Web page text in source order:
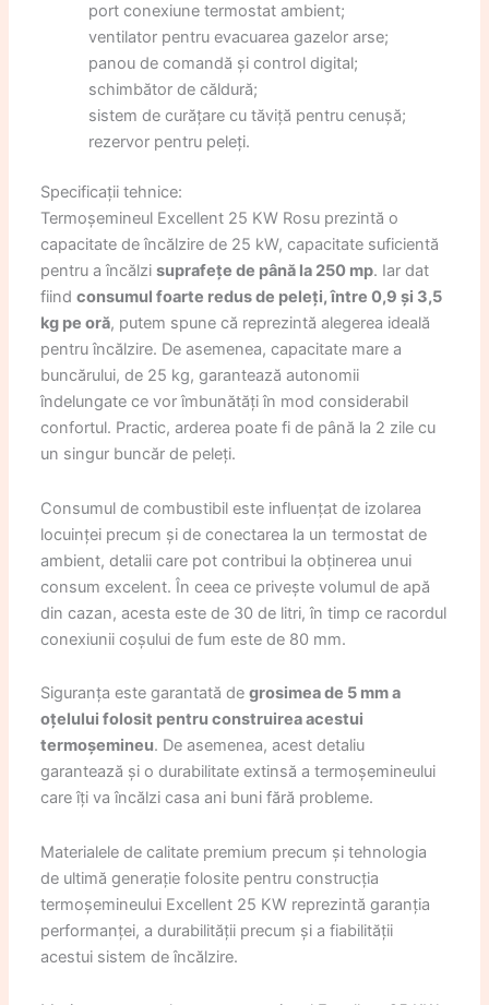
port conexiune termostat ambient;
ventilator pentru evacuarea gazelor arse;
panou de comandă și control digital;
schimbător de căldură;
sistem de curățare cu tăviță pentru cenușă;
rezervor pentru peleți.
Specificații tehnice:
Termoșemineul Excellent 25 KW Rosu prezintă o
capacitate de încălzire de 25 kW, capacitate suficientă
pentru a încălzisuprafețe de până la 250 mp. Iar dat
fiindconsumul foarte redus de peleți, între 0,9 și 3,5
kg pe oră, putem spune că reprezintă alegerea ideală
pentru încălzire. De asemenea, capacitate mare a
buncărului, de 25 kg, garantează autonomii
îndelungate ce vor îmbunătăți în mod considerabil
confortul. Practic, arderea poate fi de până la 2 zile cu
un singur buncăr de peleți.
Consumul de combustibil este influențat de izolarea
locuinței precum și de conectarea la un termostat de
ambient, detalii care pot contribui la obținerea unui
consum excelent. În ceea ce privește volumul de apă
din cazan, acesta este de 30 de litri, în timp ce racordul
conexiunii coșului de fum este de 80 mm.
Siguranța este garantată degrosimea de 5 mm a
oțelului folosit pentru construirea acestui
termoșemineu. De asemenea, acest detaliu
garantează și o durabilitate extinsă a termoșemineului
care îți va încălzi casa ani buni fără probleme.
Materialele de calitate premium precum și tehnologia
de ultimă generație folosite pentru construcția
termoșemineului Excellent 25 KW reprezintă garanția
performanței, a durabilității precum și a fiabilității
acestui sistem de încălzire.